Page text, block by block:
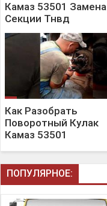
Камаз 53501 Замена
Секции Тнвд
Как Разобрать
Поворотный Кулак
Камаз 53501
ПОПУЛЯРНОЕ: